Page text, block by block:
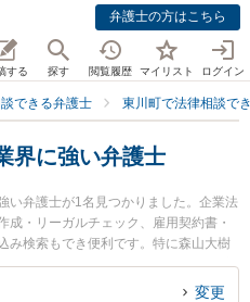
弁護士の方はこちら
する 探す 閲覧履歴 マイリスト ログイン
できる弁護士 東川町で法律相談で
界に強い弁護士
い弁護士が1名見つかりました。企業法
・リーガルチェック、雇用契約書・
み検索もでき便利です。特に森山大樹
ール情報や弁護士費用、強みなどが注
に発生した不動産・建設業界のトラブ
変更